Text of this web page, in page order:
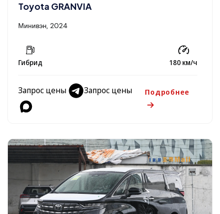
Toyota GRANVIA
Минивэн, 2024
Гибрид 180 км/ч
Запрос цены Запрос цены Подробнее